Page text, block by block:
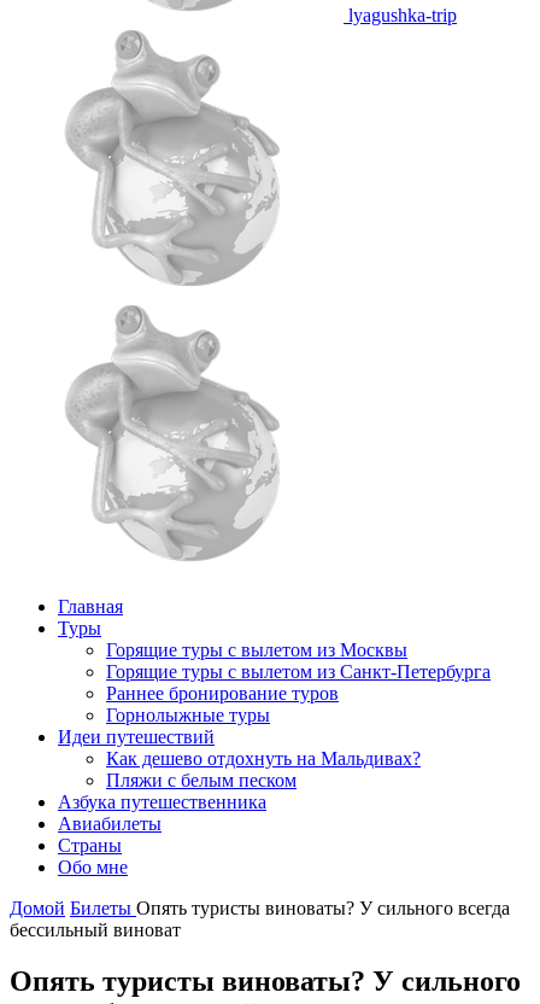
lyagushka-trip
Главная
Туры
Горящие туры с вылетом из Москвы
Горящие туры с вылетом из Санкт-Петербурга
Раннее бронирование туров
Горнолыжные туры
Идеи путешествий
Как дешево отдохнуть на Мальдивах?
Пляжи с белым песком
Азбука путешественника
Авиабилеты
Страны
Обо мне
Домой Билеты Опять туристы виноваты? У сильного всегда
бессильный виноват
Опять туристы виноваты? У сильного